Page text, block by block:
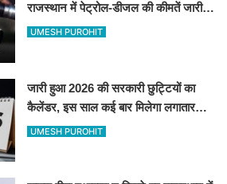
राजस्थान में पेट्रोल-डीजल की कीमतें जारी,
जानिए बीकानेर समेत पुरे प्रदेश में नए रेट
UMESH PUROHIT
जारी हुआ 2026 की सरकारी छुट्टियों का
कैलेंडर, इस साल कई बार मिलेगा लगातार
अवकाश, देखें
UMESH PUROHIT